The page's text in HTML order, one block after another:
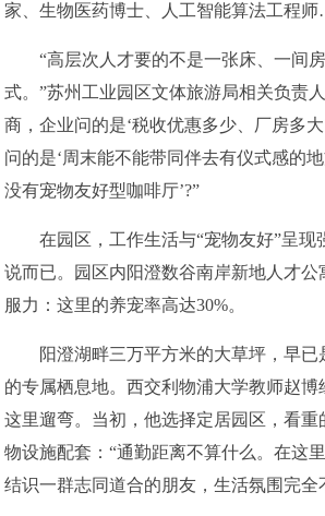
家、生物医药博士、人工智能算法工程
“高层次人才要的不是一张床、一间房
式。”苏州工业园区文体旅游局相关负责
商，企业问的是‘税收优惠多少、厂房多
问的是‘周末能不能带同伴去有仪式感的
没有宠物友好型咖啡厅’?”
在园区，工作生活与“宠物友好”呈现
说而已。园区内阳澄数谷南岸新地人才
服力：这里的养宠率高达30%。
阳澄湖畔三万平方米的大草坪，早已
的专属栖息地。西交利物浦大学教师赵
这里遛弯。当初，他选择定居园区，看
物设施配套：“通勤距离不算什么。在这
结识一群志同道合的朋友，生活氛围完全